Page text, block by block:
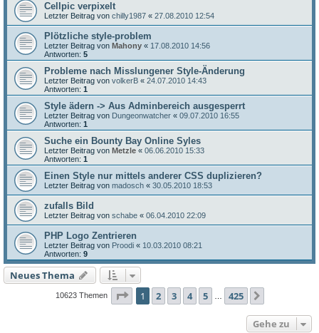
Cellpic verpixelt
Letzter Beitrag von chilly1987 « 27.08.2010 12:54
Plötzliche style-problem
Letzter Beitrag von Mahony « 17.08.2010 14:56
Antworten: 5
Probleme nach Misslungener Style-Änderung
Letzter Beitrag von volkerB « 24.07.2010 14:43
Antworten: 1
Style ädern -> Aus Adminbereich ausgesperrt
Letzter Beitrag von Dungeonwatcher « 09.07.2010 16:55
Antworten: 1
Suche ein Bounty Bay Online Syles
Letzter Beitrag von Metzle « 06.06.2010 15:33
Antworten: 1
Einen Style nur mittels anderer CSS duplizieren?
Letzter Beitrag von madosch « 30.05.2010 18:53
zufalls Bild
Letzter Beitrag von schabe « 06.04.2010 22:09
PHP Logo Zentrieren
Letzter Beitrag von Proodi « 10.03.2010 08:21
Antworten: 9
Neues Thema
10623 Themen Seite 1von 425
1 2 3 4 5 425
Gehe zu